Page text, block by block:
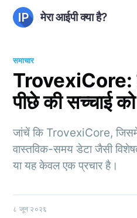
मेरा आईपी क्या है?
समाचार
TrovexiCore:
पीछे की सच्चाई
जांचें कि TrovexiCore,
वास्तविक-समय डेटा जैसी
या यह केवल एक प्रचार है।
८ जून २०२६